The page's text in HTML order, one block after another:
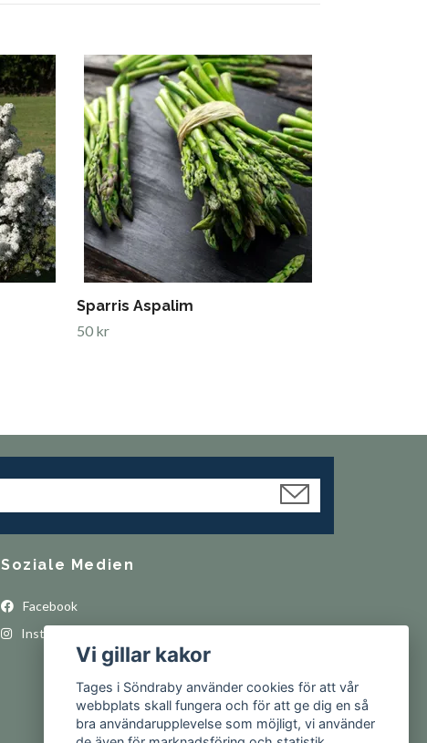
Sparris Aspalim
50 kr
Soziale Medien
Facebook
Instagram
Vi gillar kakor
Tages i Söndraby använder cookies för att vår
webbplats skall fungera och för att ge dig en så
bra användarupplevelse som möjligt, vi använder